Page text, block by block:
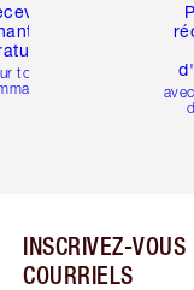
toute
INSCRIVEZ-
COURRIELS